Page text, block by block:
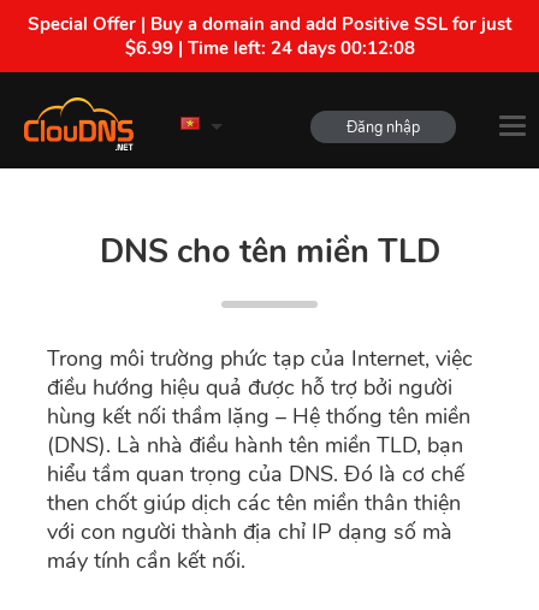
Special Offer | Buy a domain and add Positive SSL for just
$6.99 | Time left: 24 days 00:12:07
Đăng nhập
DNS cho tên miền TLD
Trong môi trường phức tạp của Internet, việc
điều hướng hiệu quả được hỗ trợ bởi người
hùng kết nối thầm lặng – Hệ thống tên miền
(DNS). Là nhà điều hành tên miền TLD, bạn
hiểu tầm quan trọng của DNS. Đó là cơ chế
then chốt giúp dịch các tên miền thân thiện
với con người thành địa chỉ IP dạng số mà
máy tính cần kết nối.